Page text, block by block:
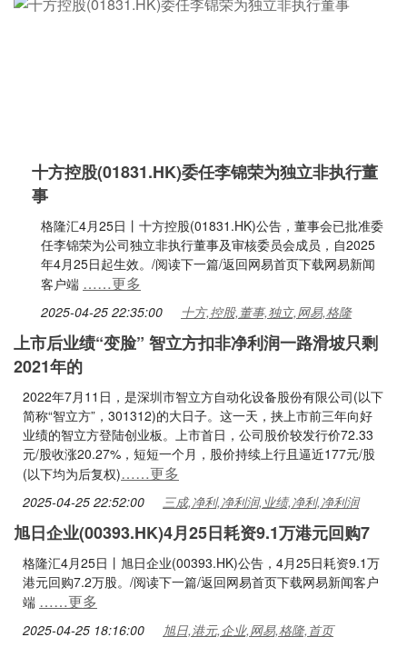
十方控股(01831.HK)委任李锦荣为独立非执行董
事
格隆汇4月25日丨十方控股(01831.HK)公告，董事会已批准委
任李锦荣为公司独立非执行董事及审核委员会成员，自2025
年4月25日起生效。/阅读下一篇/返回网易首页下载网易新闻
客户端 ……更多
2025-04-25 22:35:00 十方,控股,董事,独立,网易,格隆
上市后业绩“变脸” 智立方扣非净利润一路滑坡只剩
2021年的
2022年7月11日，是深圳市智立方自动化设备股份有限公司(以下
简称“智立方”，301312)的大日子。这一天，挟上市前三年向好
业绩的智立方登陆创业板。上市首日，公司股价较发行价72.33
元/股收涨20.27%，短短一个月，股价持续上行且逼近177元/股
(以下均为后复权)……更多
2025-04-25 22:52:00 三成,净利,净利润,业绩,净利,净利润
旭日企业(00393.HK)4月25日耗资9.1万港元回购7
格隆汇4月25日丨旭日企业(00393.HK)公告，4月25日耗资9.1万
港元回购7.2万股。/阅读下一篇/返回网易首页下载网易新闻客户
端 ……更多
2025-04-25 18:16:00 旭日,港元,企业,网易,格隆,首页